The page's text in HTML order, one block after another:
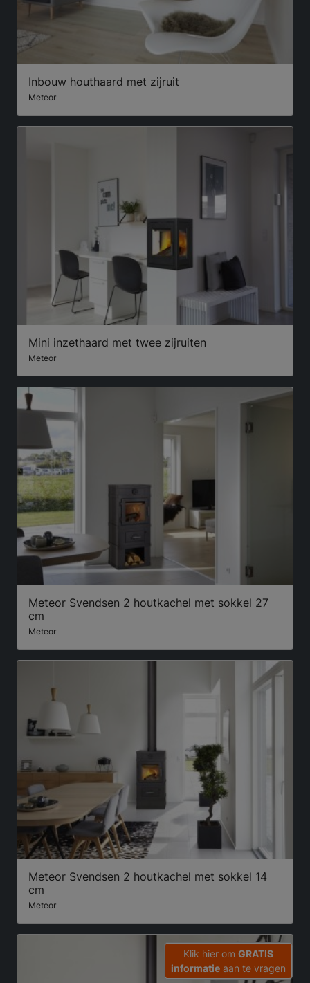
Inbouw houthaard met zijruit
Meteor
Mini inzethaard met twee zijruiten
Meteor
Meteor Svendsen 2 houtkachel met sokkel 27
cm
Meteor
Meteor Svendsen 2 houtkachel met sokkel 14
cm
Meteor
Klik hier om GRATIS
informatie aan te vragen